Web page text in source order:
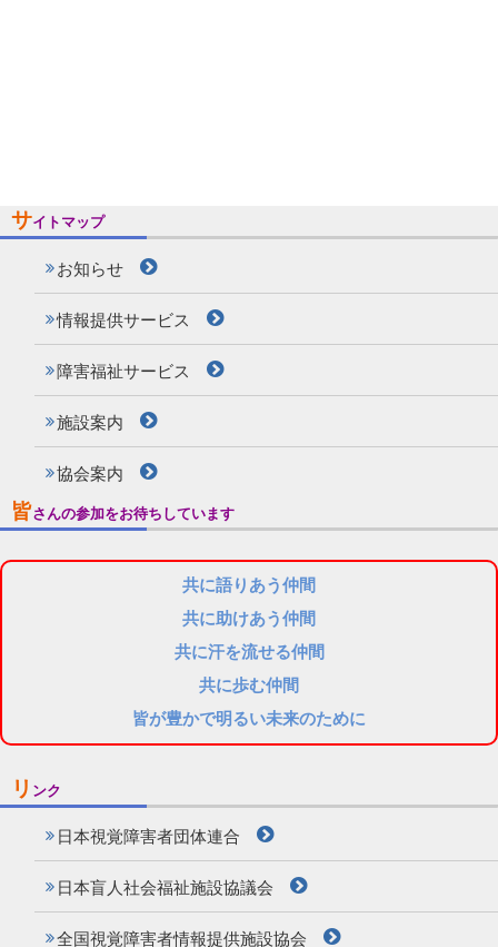
サイトマップ
お知らせ
情報提供サービス
障害福祉サービス
施設案内
協会案内
皆さんの参加をお待ちしています
共に語りあう仲間
共に助けあう仲間
共に汗を流せる仲間
共に歩む仲間
皆が豊かで明るい未来のために
リ ンク
日本視覚障害者団体連合
日本盲人社会福祉施設協議会
全国視覚障害者情報提供施設協会